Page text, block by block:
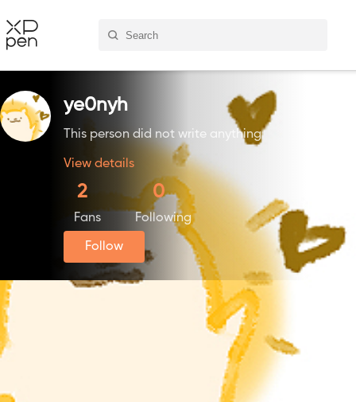
ye0nyh
This person did not write anything
View details
2
Fans
0
Following
Follow